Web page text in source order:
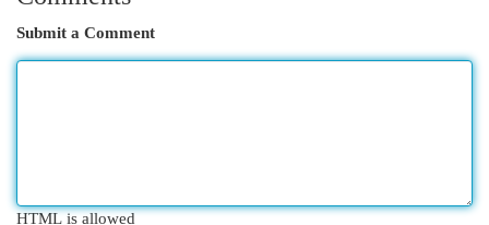
Submit a Comment
HTML is allowed